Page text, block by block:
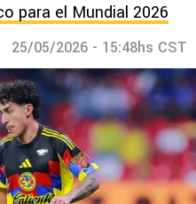
para el Mundial 2026
25/05/2026 - 15:48hs CST